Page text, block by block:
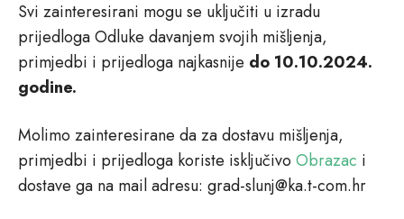
Svi zainteresirani mogu se uključiti u izradu
prijedloga Odluke davanjem svojih mišljenja,
primjedbi i prijedloga najkasnije do 10.10.2024.
godine.
Molimo zainteresirane da za dostavu mišljenja,
primjedbi i prijedloga koriste isključivo Obrazac i
dostave ga na mail adresu: grad-slunj@ka.t-com.hr